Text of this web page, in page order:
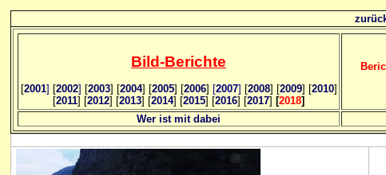
Bild-Berichte
[2001] [2002] [2003] [2004] [2005] [2006] [2007] [2008] [2009] [2010]
[2011] [2012] [2013] [2014] [2015] [2016] [2017] [2018]
Wer ist mit dabei